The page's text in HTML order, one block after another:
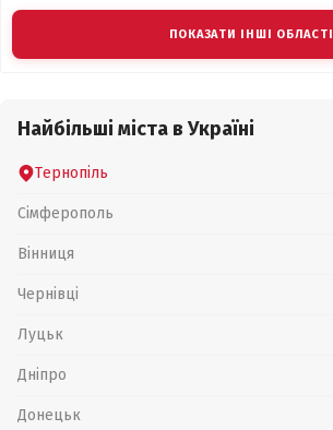
ПОКАЗАТИ ІНШІ ОБЛАСТІ
Найбільші міста в Україні
Тернопіль
Сімферополь
Вінниця
Чернівці
Луцьк
Дніпро
Донецьк